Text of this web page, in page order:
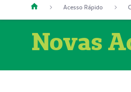
Acesso Rápido
Novas